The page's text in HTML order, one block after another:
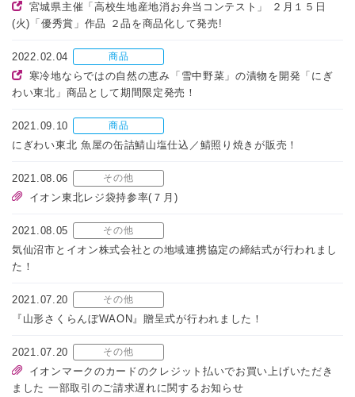
宮城県主催「高校生地産地消お弁当コンテスト」 ２月１５日
(火)「優秀賞」作品 ２品を商品化して発売!
2022.02.04 商品
寒冷地ならではの自然の恵み「雪中野菜」の漬物を開発「にぎ
わい東北」商品として期間限定発売！
2021.09.10 商品
にぎわい東北 魚屋の缶詰鯖山塩仕込／鯖照り焼きが販売！
2021.08.06 その他
イオン東北レジ袋持参率(７月)
2021.08.05 その他
気仙沼市とイオン株式会社との地域連携協定の締結式が行われまし
た！
2021.07.20 その他
『山形さくらんぼWAON』贈呈式が行われました！
2021.07.20 その他
イオンマークのカードのクレジット払いでお買い上げいただき
ました 一部取引のご請求遅れに関するお知らせ